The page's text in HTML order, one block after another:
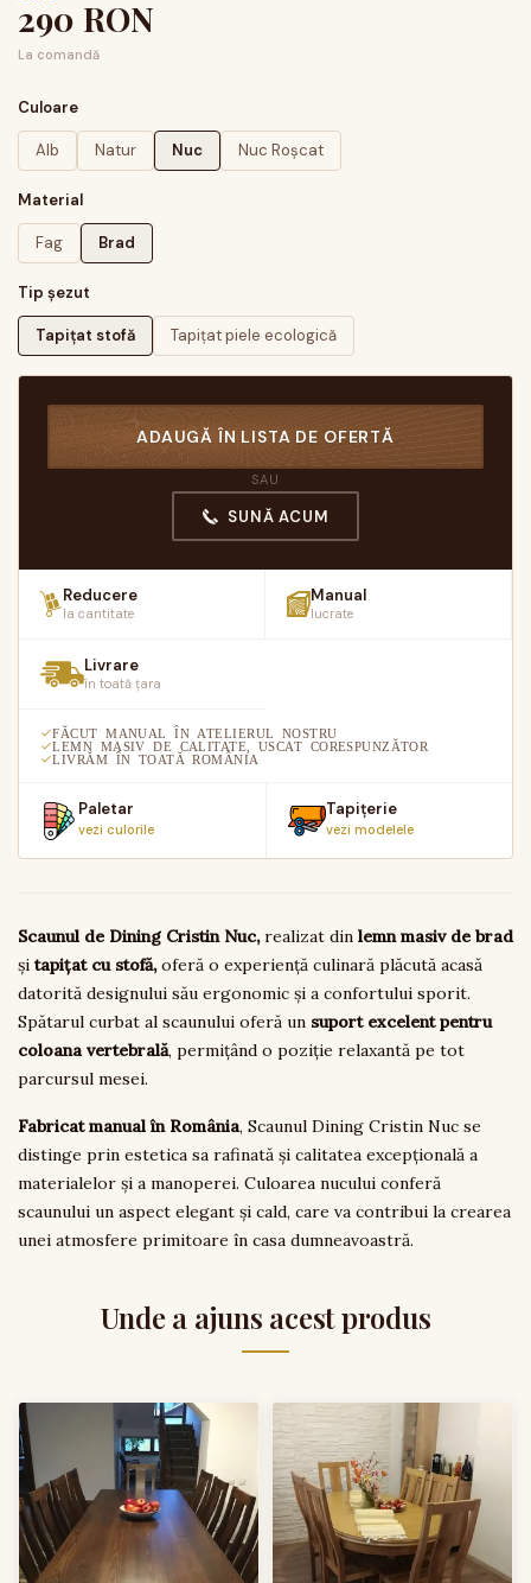
290 RON
La comandă
Culoare
Alb Natur Nuc Nuc Roșcat
Material
Fag Brad
Tip șezut
Tapițat stofă Tapițat piele ecologică
ADAUGĂ ÎN LISTA DE OFERTĂ
SAU
SUNĂ ACUM
Reducere
la cantitate
Manual
lucrate
Livrare
în toată țara
FĂCUT MANUAL ÎN ATELIERUL NOSTRU
LEMN MASIV DE CALITATE, USCAT CORESPUNZĂTOR
LIVRĂM ÎN TOATĂ ROMÂNIA
Paletar
vezi culorile
Tapițerie
vezi modelele
Scaunul de Dining Cristin Nuc,realizat din lemn masiv de brad
și tapițat cu stofă,oferă o experiență culinară plăcută acasă
datorită designului său ergonomic și a confortului sporit.
Spătarul curbat al scaunului oferă un suport excelent pentru
coloana vertebrală, permițând o poziție relaxantă pe tot
parcursul mesei.
Fabricat manual în România, Scaunul Dining Cristin Nuc se
distinge prin estetica sa rafinată și calitatea excepțională a
materialelor și a manoperei. Culoarea nucului conferă
scaunului un aspect elegant și cald, care va contribui la crearea
unei atmosfere primitoare în casa dumneavoastră.
Unde a ajuns acest produs